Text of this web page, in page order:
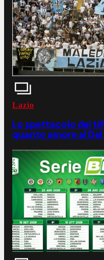
Lazio
Lo spettacolo dei
quanto amore al